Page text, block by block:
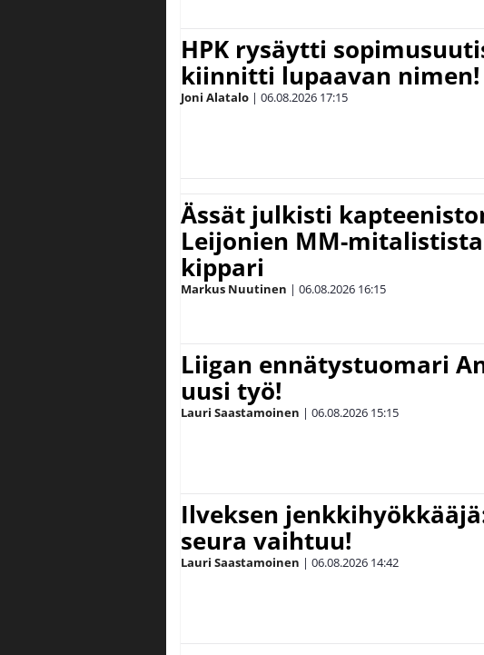
HPK rysäytti
kiinnitti lupaavan nimen!
Joni Alatalo | 06.08.2026 17:15
Ässät julkisti
Leijonien MM-
kippari
Markus Nuutinen | 06.08.2026 16:15
Liigan ennätystuomari
uusi työ!
Lauri Saastamoinen | 06.08.2026 15:15
Ilveksen
seura vaihtuu!
Lauri Saastamoinen | 06.08.2026 14:42